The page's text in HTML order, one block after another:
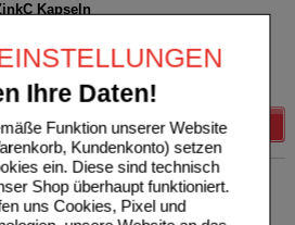
Ihre Daten!
Funktion unserer Website
Kundenkonto) setzen
ein. Diese sind technisch
Shop überhaupt funktioniert.
uns Cookies, Pixel und
Kapseln
UVP**
Unser Preis*
Sie sparen
pro Seite